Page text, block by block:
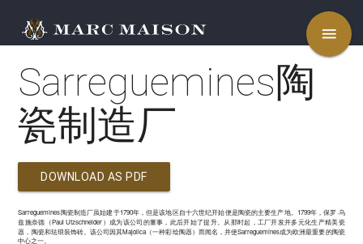
menu
Sarreguemines陶
瓷制造厂
DOWNLOAD AS PDF
Sarreguemines 陶瓷制造厂虽始建于1790年，但是该地区自十六世纪开始便是陶瓷的主要生产地。 1799年，保罗 ·乌
兹施奈德（Paul Utzschneider ）成为该公司的董事，此后开始了提升。 从那时起，工厂开发并多元化生产精美瓷
器，陶瓷和珐琅装饰砖。 该公司因其Majolica（一种彩绘陶器）而闻名，并使Sarreguemines成为欧洲最重要的陶瓷
中心之一。